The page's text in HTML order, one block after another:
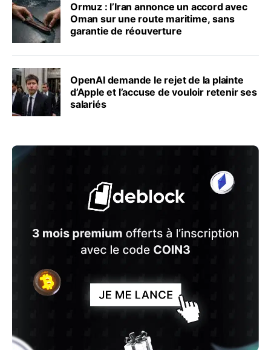
Ormuz : l’Iran annonce un accord avec
Oman sur une route maritime, sans
garantie de réouverture
OpenAI demande le rejet de la plainte
d’Apple et l’accuse de vouloir retenir ses
salariés